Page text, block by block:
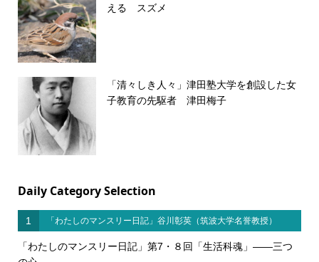
える スズメ
「清々しき人々」津田塾大学を創設した女
子教育の先駆者 津田梅子
Daily Category Selection
1 「わたしのマンスリー日記」谷川彰英（筑波大学名誉教授）
「わたしのマンスリー日記」第7・８回「生活科魂」――三つ